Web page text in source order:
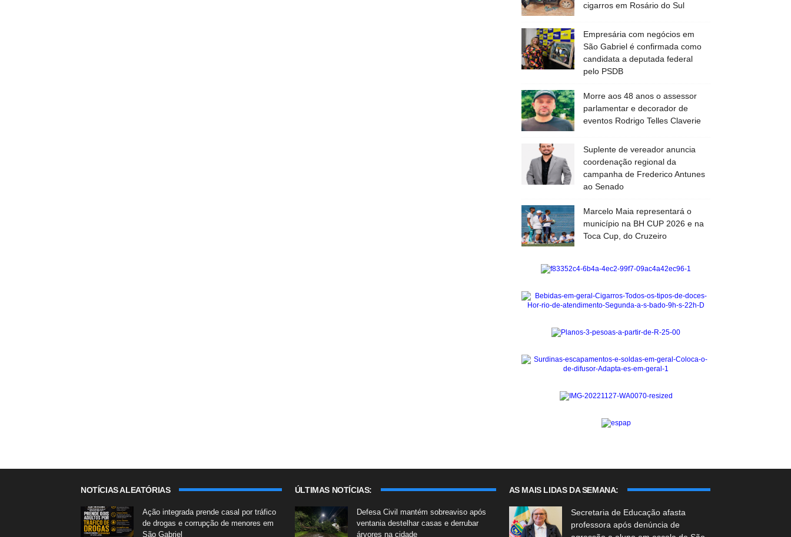
cigarros em Rosário do Sul
Empresária com negócios em
São Gabriel é confirmada como
candidata a deputada federal
pelo PSDB
Morre aos 48 anos o assessor
parlamentar e decorador de
eventos Rodrigo Telles Claverie
Suplente de vereador anuncia
coordenação regional da
campanha de Frederico Antunes
ao Senado
Marcelo Maia representará o
município na BH CUP 2026 e na
Toca Cup, do Cruzeiro
NOTÍCIAS ALEATÓRIAS
Ação integrada prende casal por tráfico
de drogas e corrupção de menores em
São Gabriel
ÚLTIMAS NOTÍCIAS:
Defesa Civil mantém sobreaviso após
ventania destelhar casas e derrubar
árvores na cidade
AS MAIS LIDAS DA SEMANA:
Secretaria de Educação afasta
professora após denúncia de